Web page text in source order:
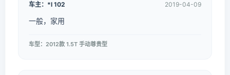
车主：*l 102 2019-04-09
一般，家用
车型：2012款 1.5T 手动尊贵型